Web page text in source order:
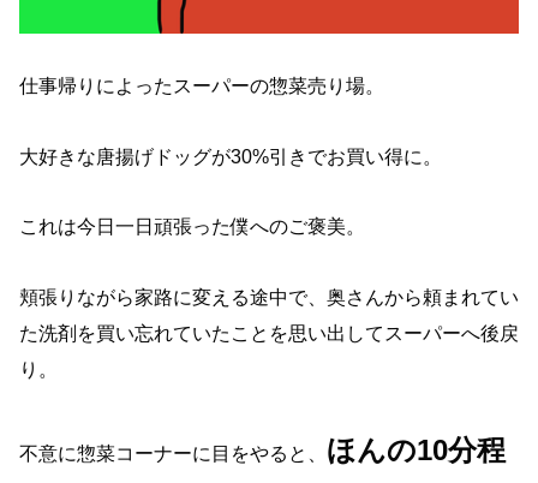
仕事帰りによったスーパーの惣菜売り場。
大好きな唐揚げドッグが30%引きでお買い得に。
これは今日一日頑張った僕へのご褒美。
頬張りながら家路に変える途中で、奥さんから頼まれてい
た洗剤を買い忘れていたことを思い出してスーパーへ後戻
り。
不意に惣菜コーナーに目をやると、 ほんの10分程